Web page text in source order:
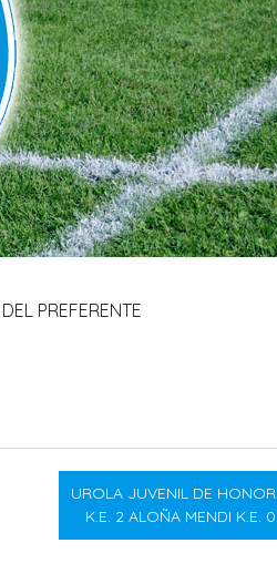
PREFERENTE
UROLA JUVENIL DE HONOR
K.E. 2 ALOÑA MENDI K.E. 0